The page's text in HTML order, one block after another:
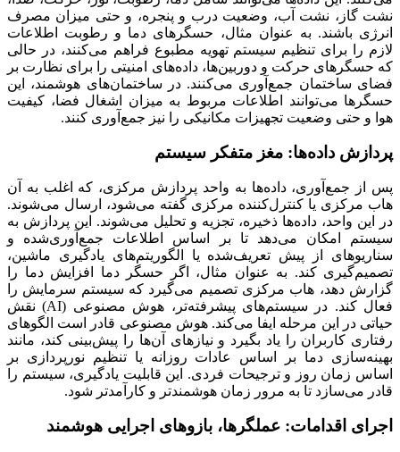
نشت گاز، نشت آب، وضعیت درب و پنجره، و حتی میزان مصرف
انرژی باشند. به عنوان مثال، حسگرهای دما و رطوبت اطلاعات
لازم را برای تنظیم سیستم تهویه مطبوع فراهم می‌کنند، در حالی
که حسگرهای حرکت و دوربین‌ها، داده‌های امنیتی را برای نظارت بر
فضای ساختمان جمع‌آوری می‌کنند. در ساختمان‌های هوشمند، این
حسگرها می‌توانند اطلاعات مربوط به میزان اشغال فضا، کیفیت
هوا و حتی وضعیت تجهیزات مکانیکی را نیز جمع‌آوری کنند.
پردازش داده‌ها: مغز متفکر سیستم
پس از جمع‌آوری، داده‌ها به واحد پردازش مرکزی، که اغلب به آن
هاب مرکزی یا کنترل‌کننده مرکزی گفته می‌شود، ارسال می‌شوند.
در این واحد، داده‌ها ذخیره، تجزیه و تحلیل می‌شوند. این پردازش به
سیستم امکان می‌دهد تا بر اساس اطلاعات جمع‌آوری‌شده و
سناریوهای از پیش تعریف‌شده یا الگوریتم‌های یادگیری ماشین،
تصمیم‌گیری کند. به عنوان مثال، اگر حسگر دما افزایش دما را
گزارش دهد، هاب مرکزی تصمیم می‌گیرد که سیستم سرمایش را
فعال کند. در سیستم‌های پیشرفته‌تر، هوش مصنوعی (AI) نقش
حیاتی در این مرحله ایفا می‌کند. هوش مصنوعی قادر است الگوهای
رفتاری کاربران را یاد بگیرد و نیازهای آن‌ها را پیش‌بینی کند، مانند
بهینه‌سازی دما بر اساس عادات روزانه یا تنظیم نورپردازی بر
اساس زمان روز و ترجیحات فردی. این قابلیت یادگیری، سیستم را
قادر می‌سازد تا به مرور زمان هوشمندتر و کارآمدتر شود.
اجرای اقدامات: عملگرها، بازوهای اجرایی هوشمند